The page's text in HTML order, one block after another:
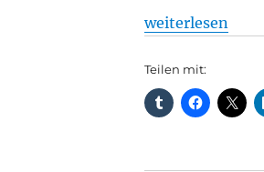
„Taxi:
weiterlesen
Teilen mit: